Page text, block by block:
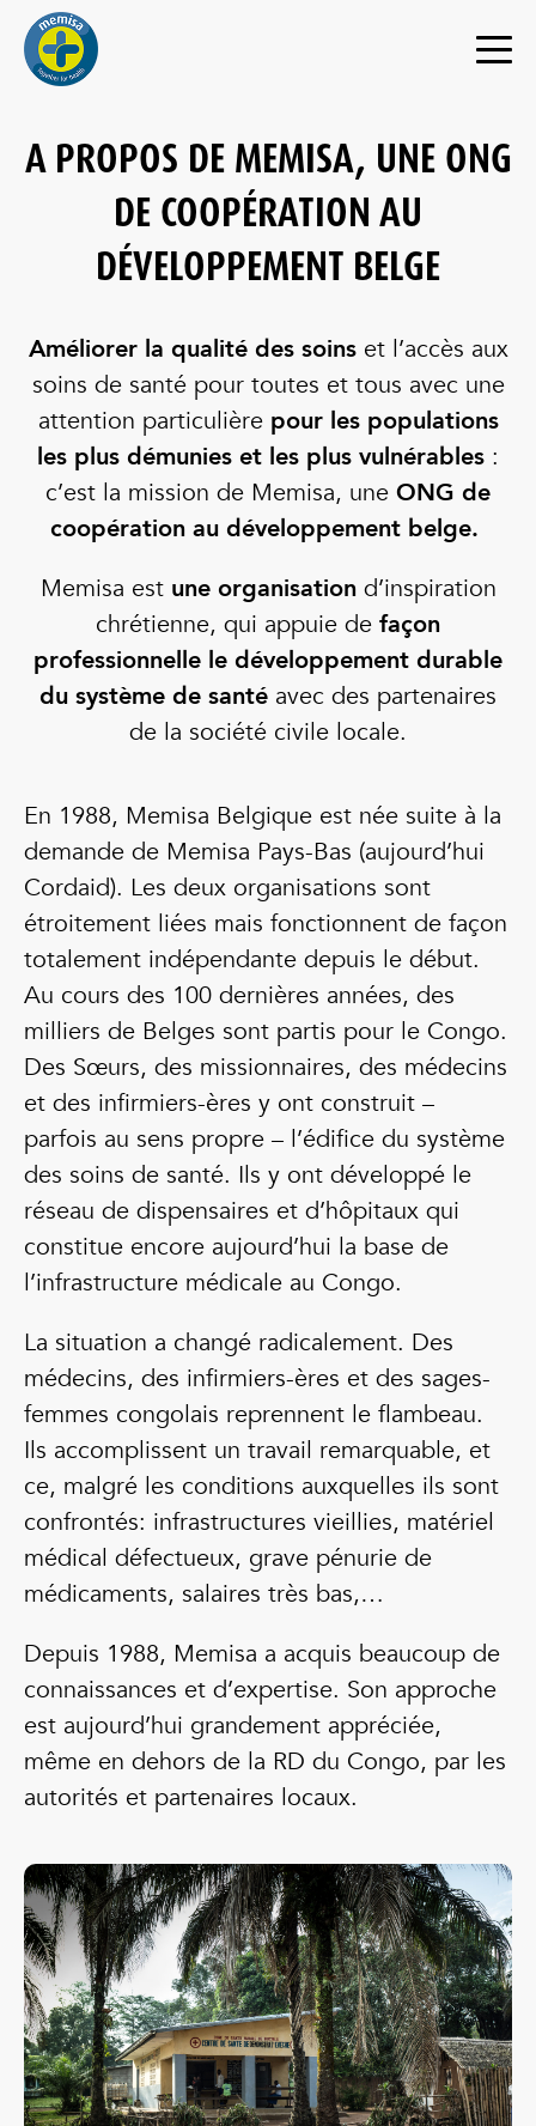
A PROPOS DE MEMISA, UNE ONG
DE COOPÉRATION AU
DÉVELOPPEMENT BELGE
Améliorer la qualité des soinset l’accès aux
soins de santé pour toutes et tous avec une
attention particulière pour les populations
les plus démunies et les plus vulnérables :
c’est la mission de Memisa, une ONG de
coopération au développement belge.
Memisa est une organisationd’inspiration
chrétienne, qui appuie de façon
professionnelle le développement durable
du système de santé avec des partenaires
de la société civile locale.
En 1988, Memisa Belgique est née suite à la
demande de Memisa Pays-Bas (aujourd’hui
Cordaid). Les deux organisations sont
étroitement liées mais fonctionnent de façon
totalement indépendante depuis le début.
Au cours des 100 dernières années, des
milliers de Belges sont partis pour le Congo.
Des Sœurs, des missionnaires, des médecins
et des infirmiers-ères y ont construit –
parfois au sens propre – l’édifice du système
des soins de santé. Ils y ont développé le
réseau de dispensaires et d’hôpitaux qui
constitue encore aujourd’hui la base de
l’infrastructure médicale au Congo.
La situation a changé radicalement. Des
médecins, des infirmiers-ères et des sages-
femmes congolais reprennent le flambeau.
Ils accomplissent un travail remarquable, et
ce, malgré les conditions auxquelles ils sont
confrontés: infrastructures vieillies, matériel
médical défectueux, grave pénurie de
médicaments, salaires très bas,…
Depuis 1988, Memisa a acquis beaucoup de
connaissances et d’expertise. Son approche
est aujourd’hui grandement appréciée,
même en dehors de la RD du Congo, par les
autorités et partenaires locaux.